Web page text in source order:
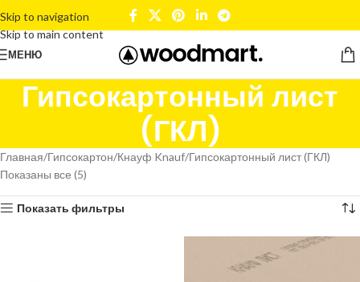
Skip to navigation
Skip to main content
МЕНЮ
Гипсокартонный лист
(ГКЛ)
Главная Гипсокартон Кнауф Knauf Гипсокартонный лист (ГКЛ)
Показаны все (5)
Показать фильтры